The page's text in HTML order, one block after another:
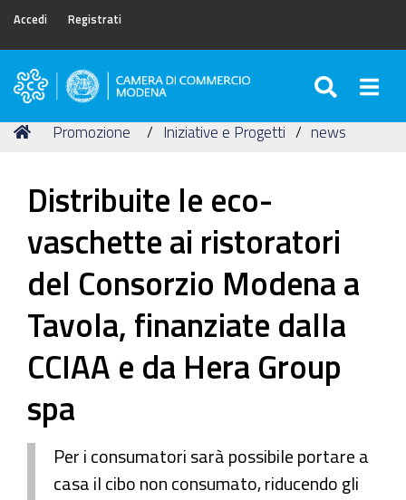
Accedi Registrati
Camera
Commercio
Tu
Home
Promozione Iniziative e Progetti news
Distribuite le eco-
vaschette ai ristoratori
del Consorzio Modena a
Tavola, finanziate dalla
CCIAA e da Hera Group
spa
Per i consumatori sarà possibile portare a
casa il cibo non consumato, riducendo gli